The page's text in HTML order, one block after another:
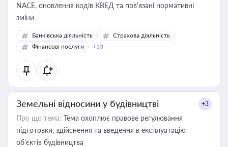
NACE, оновлення кодів КВЕД та пов'язані нормативні
зміни
Банківська діяльність
Страхова діяльність
Фінансові послуги
+13
Земельні відносини у будівництві +3
Про що тема: Тема охоплює правове регулювання
підготовки, здійснення та введення в експлуатацію
об’єктів будівництва